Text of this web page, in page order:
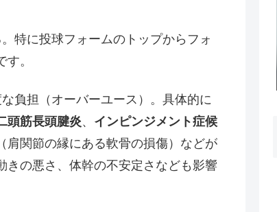
特に投球フォームのトップからフォ
。
負担（オーバーユース）。具体的に
頭筋長頭腱炎、 インピンジメント症候
（肩関節の縁にある軟骨の損傷）などが
きの悪さ、体幹の不安定さなども影響